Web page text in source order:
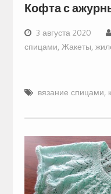
Кофта с
3 августа 2020
спицами, Жакеты,
вязание спицами,